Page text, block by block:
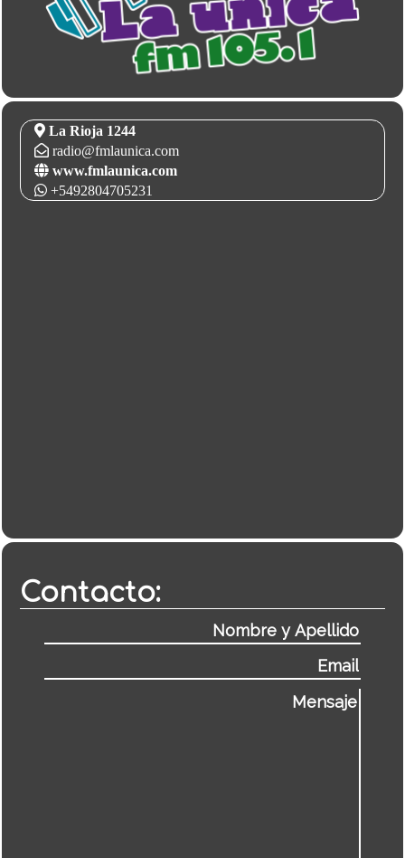
La Rioja 1244
radio@fmlaunica.com
www.fmlaunica.com
+5492804705231
Contacto: